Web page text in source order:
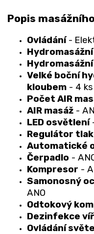
Popis
Ovládání-
Velké boční
kloubem - 4 ks
Počet AIR
AIR masáž -
LED osvětlení
Regulátor
Automatické
Čerpadlo -
Kompresor -
Samonosný
ANO
Odtokový
Dezinfekce
Ovládání